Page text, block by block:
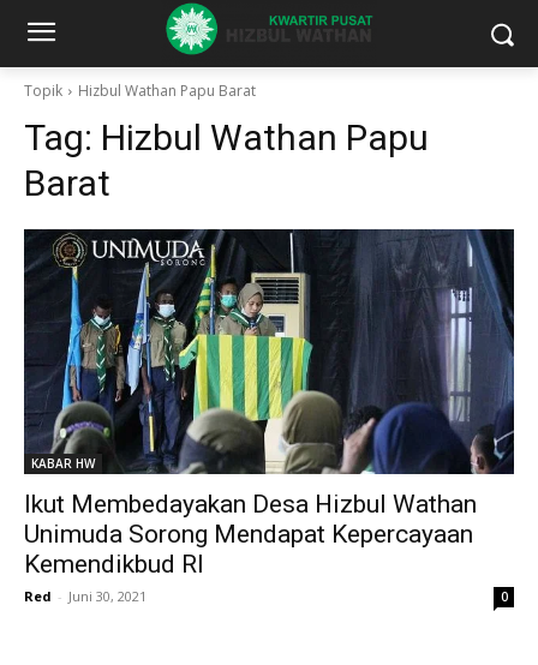
Topik Hizbul Wathan Papu Barat
Tag: Hizbul Wathan Papu
Barat
KABAR HW
Ikut Membedayakan Desa Hizbul Wathan
Unimuda Sorong Mendapat Kepercayaan
Kemendikbud RI
Red - Juni 30, 2021 0